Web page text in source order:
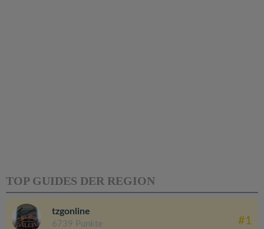
TOP GUIDES DER REGION
tzgonline
6739 Punkte #1